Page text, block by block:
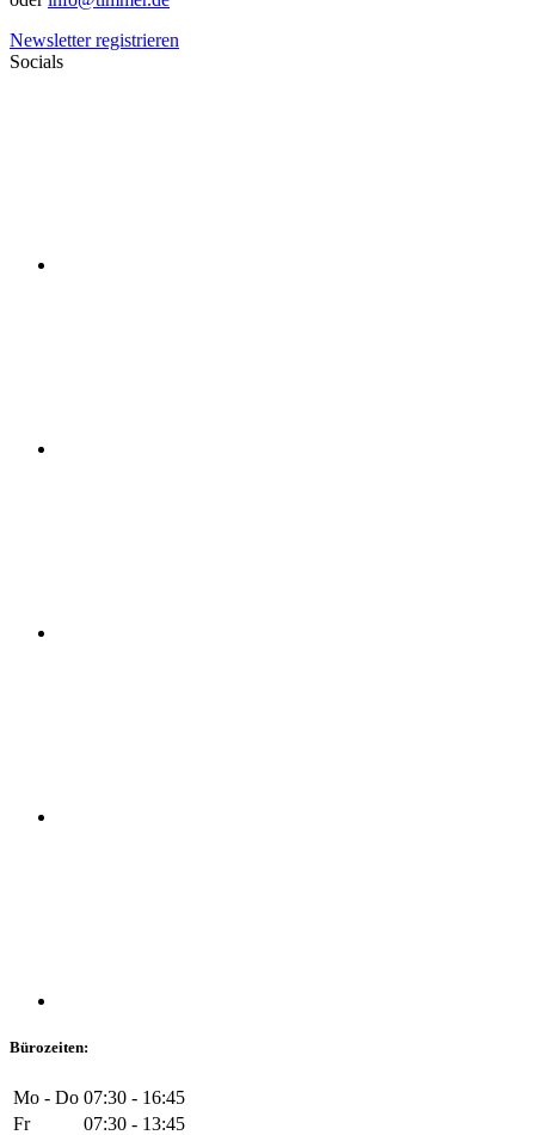
Newsletter registrieren
Socials
Bürozeiten:
Mo - Do 07:30 - 16:45
Fr
07:30 - 13:45